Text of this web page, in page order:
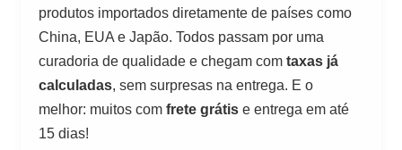
produtos importados diretamente de países como
China, EUA e Japão. Todos passam por uma
curadoria de qualidade e chegam com taxas já
calculadas, sem surpresas na entrega. E o
melhor: muitos com frete grátis e entrega em até
15 dias!